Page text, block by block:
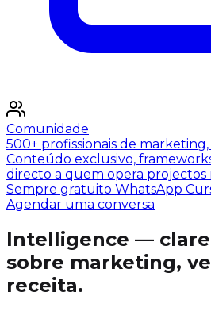
Comunidade
500+ profissionais de
Conteúdo exclusivo,
directo a quem opera projectos
Sempre gratuito WhatsApp
Agendar uma conversa
Intelligence —
sobre marketing,
receita.